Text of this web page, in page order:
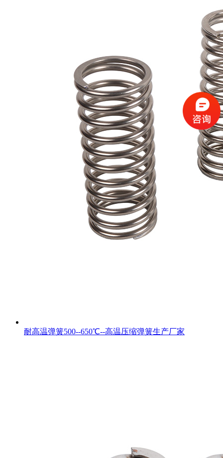
耐高温弹簧500--650℃--高温压缩弹簧生产厂家